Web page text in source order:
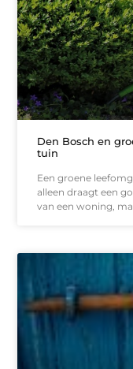
Den Bosch en
tuin
Een groene
alleen draagt een
van een woning,